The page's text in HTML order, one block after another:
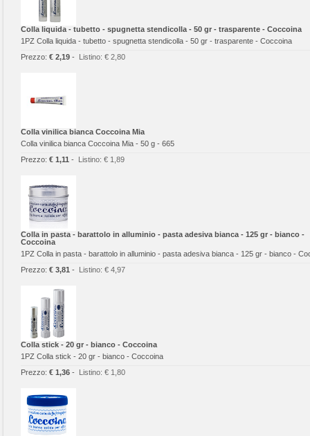
Colla liquida - tubetto - spugnetta stendicolla - 50 gr - trasparente - Coccoina
1PZ Colla liquida - tubetto - spugnetta stendicolla - 50 gr - trasparente - Coccoina
Prezzo: € 2,19 - Listino: € 2,80
Colla vinilica bianca Coccoina Mia
Colla vinilica bianca Coccoina Mia - 50 g - 665
Prezzo: € 1,11 - Listino: € 1,89
Colla in pasta - barattolo in alluminio - pasta adesiva bianca - 125 gr - bianco -
Coccoina
1PZ Colla in pasta - barattolo in alluminio - pasta adesiva bianca - 125 gr - bianco -
Prezzo: € 3,81 - Listino: € 4,97
Colla stick - 20 gr - bianco - Coccoina
1PZ Colla stick - 20 gr - bianco - Coccoina
Prezzo: € 1,36 - Listino: € 1,80